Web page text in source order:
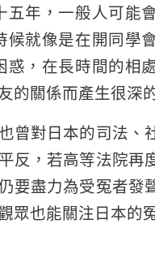
年，一般人可能
就像是在開同學
，在長時間的相
的關係而產生很深
曾對日本的司法、
反，若高等法院再
要盡力為受冤者發
眾也能關注日本的